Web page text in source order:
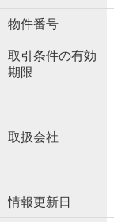
物件番号
取引条件の有効
期限
取扱会社
情報更新日